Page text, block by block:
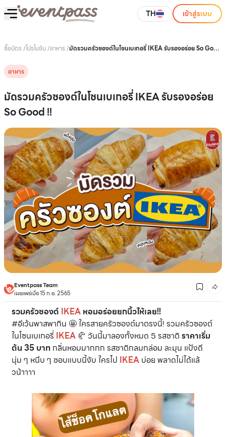
TH เข้าสู่ระบบ
ซื้อบัตร /โปรโมชัน/อาหาร /มัดรวมครัวซองต์ในโซนเบเกอรี่ IKEA รับรองอร่อย So Good
อาหาร
มัดรวมครัวซองต์ในโซนเบเกอรี่ IKEA รับรองอร่อย
So Good !!
Eventpass Team
เผยแพร่เมื่อ 15 ก.ย. 2565
รวมครัวซองต์ IKEA หอมอร่อยยกนิ้วให้เลย!!
#อีเว้นพาสพากิน 🤩 ใครสายครัวซองต์มาตรงนี้! รวมครัวซองต์
ในโซนเบเกอรี่ IKEA 🥐 วันนี้มาลองทั้งหมด 5 รสชาติ ราคาเริ่ม
ต้น 35 บาท กลิ่นหอมมากกก รสชาติกลมกล่อม ละมุน แป้งดี
นุ่ม ๆ หนึบ ๆ ชอบแบบนี้งับ ใครไป IKEA บ่อย พลาดไม่ได้แล้
วน้าาาา